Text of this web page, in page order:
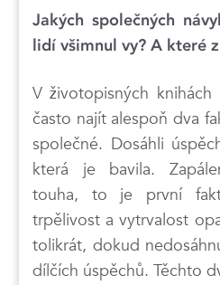
Jakých společných
lidí všimnul vy? A které
V životopisných
často najít alespoň dva
společné. Dosáhli
která je bavila.
touha, to je první
trpělivost a vytrvalost
tolikrát, dokud
dílčích úspěchů. Těchto